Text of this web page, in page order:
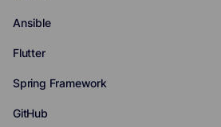
Ansible
Flutter
Spring Framework
GitHub